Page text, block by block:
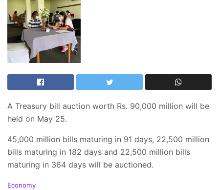
A Treasury bill auction worth Rs. 90,000 million will be
held on May 25.
45,000 million bills maturing in 91 days, 22,500 million
bills maturing in 182 days and 22,500 million bills
maturing in 364 days will be auctioned.
C
Economy